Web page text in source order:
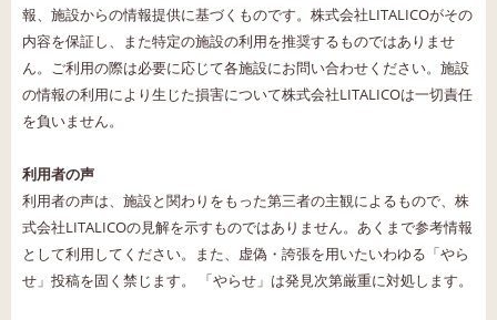
報、施設からの情報提供に基づくものです。株式会社LITALICOがその
内容を保証し、また特定の施設の利用を推奨するものではありませ
ん。ご利用の際は必要に応じて各施設にお問い合わせください。施設
の情報の利用により生じた損害について株式会社LITALICOは一切責任
を負いません。
利用者の声
利用者の声は、施設と関わりをもった第三者の主観によるもので、株
式会社LITALICOの見解を示すものではありません。あくまで参考情報
として利用してください。また、虚偽・誇張を用いたいわゆる「やら
せ」投稿を固く禁じます。 「やらせ」は発見次第厳重に対処します。